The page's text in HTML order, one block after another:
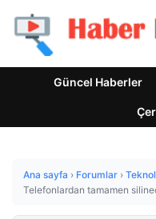
Güncel Haberler
Ana sayfa › Forumlar ›
Telefonlardan tamamen